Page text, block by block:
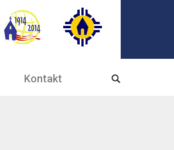
Kontakt